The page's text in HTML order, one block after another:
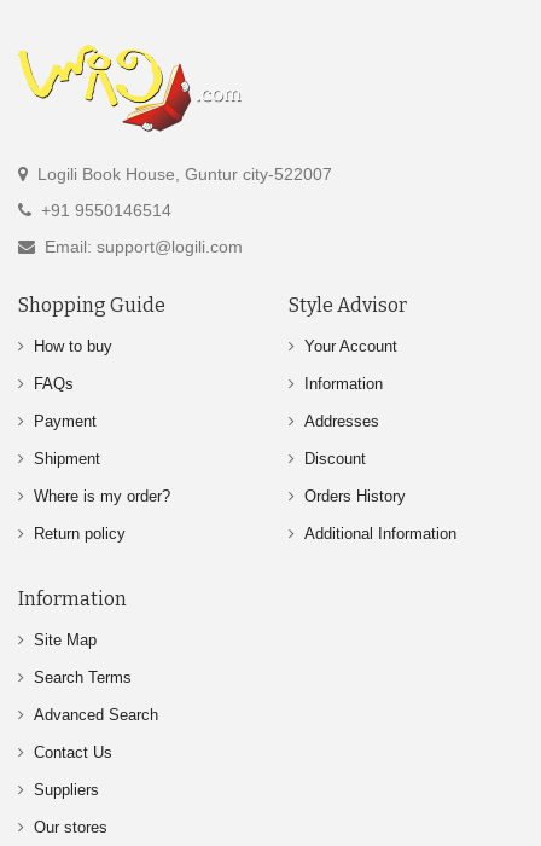
Logili Book House, Guntur city-522007
+91 9550146514
Email: support@logili.com
Shopping Guide
How to buy
FAQs
Payment
Shipment
Where is my order?
Return policy
Style Advisor
Your Account
Information
Addresses
Discount
Orders History
Additional Information
Information
Site Map
Search Terms
Advanced Search
Contact Us
Suppliers
Our stores